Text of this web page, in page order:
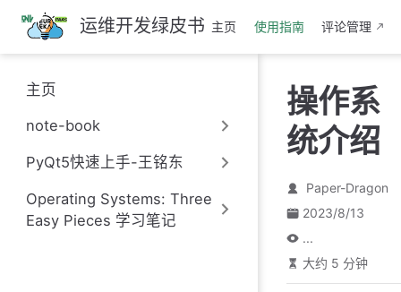
跳
至
主
要
內
运维开发绿皮书 主页 使用指南 评论管理
主页
note-book
PyQt5快速上手-王铭东
Operating Systems: Three
Easy Pieces 学习笔记
操作系
统介绍
Paper-Dragon
2023/8/13
...
大约 5 分钟